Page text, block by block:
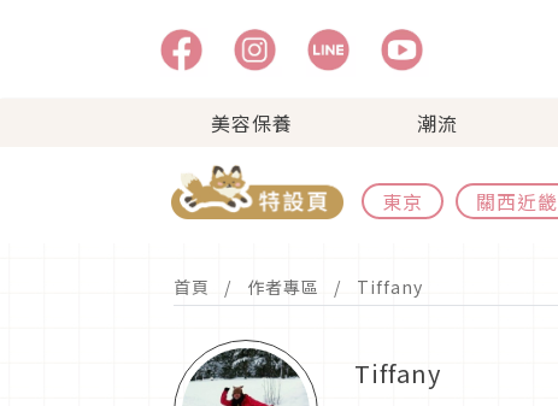
美容保養 潮流
東京 關西近畿
首頁 作者專區 Tiffany
Tiffany